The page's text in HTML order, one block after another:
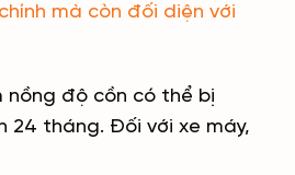
mà còn đối diện với
nồng độ cồn có thể bị
24 tháng. Đối với xe máy,